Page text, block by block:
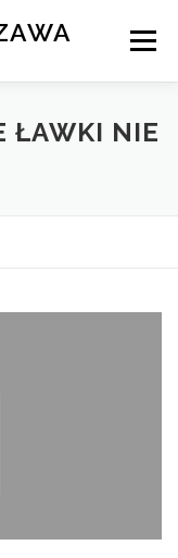
Menu
BLOG KONTAKT
ŁAWKI NIE